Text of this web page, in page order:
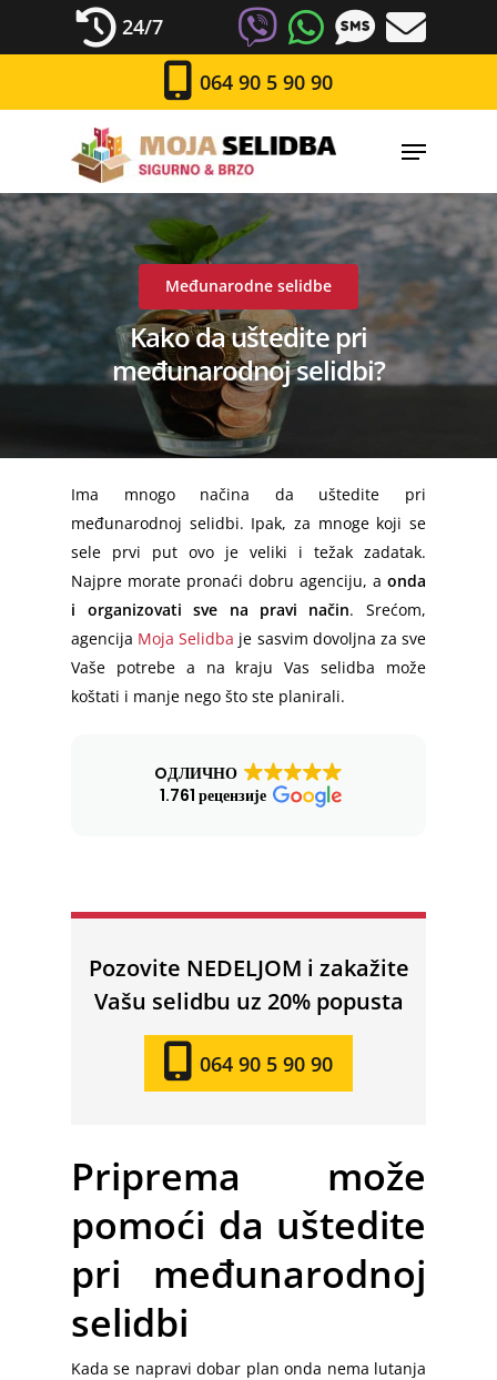
24/7
064 90 5 90 90
Međunarodne selidbe
Kako da uštedite pri
međunarodnoj selidbi?
Ima mnogo načina da uštedite pri
međunarodnoj selidbi. Ipak, za mnoge koji se
sele prvi put ovo je veliki i težak zadatak.
Najpre morate pronaći dobru agenciju, a onda
i organizovati sve na pravi način. Srećom,
agencija Moja Selidba je sasvim dovoljna za sve
Vaše potrebe a na kraju Vas selidba može
koštati i manje nego što ste planirali.
OДЛИЧНО
1.761 рецензије
Pozovite NEDELJOM i zakažite
Vašu selidbu uz 20% popusta
064 90 5 90 90
Priprema može
pomoći da uštedite
pri međunarodnoj
selidbi
Kada se napravi dobar plan onda nema lutanja